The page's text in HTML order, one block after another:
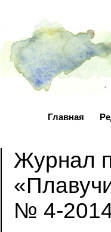
Главная
Журнал
№ 4-